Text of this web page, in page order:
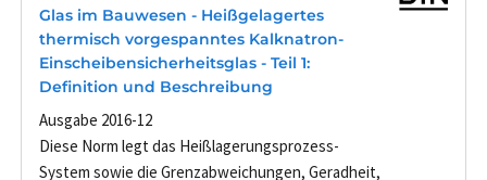
Glas im Bauwesen - Heißgelagertes
thermisch vorgespanntes Kalknatron-
Einscheibensicherheitsglas - Teil 1:
Definition und Beschreibung
Ausgabe 2016-12
Diese Norm legt das Heißlagerungsprozess-
System sowie die Grenzabweichungen, Geradheit,